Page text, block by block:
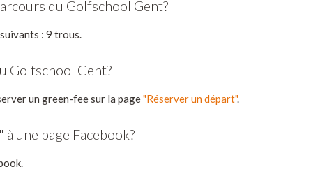
du Golfschool Gent?
: 9 trous.
Golfschool Gent?
un green-fee sur la page"Réserver un départ".
une page Facebook?